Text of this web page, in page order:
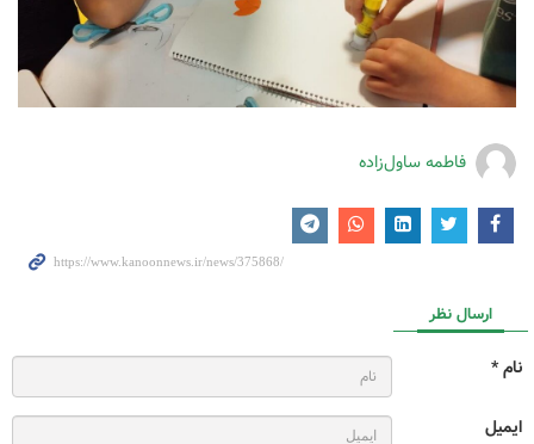
فاطمه ساول‌زاده
ارسال نظر
نام *
ایمیل